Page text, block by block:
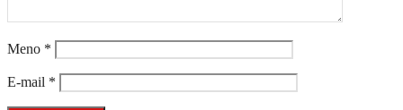
Meno *
E-mail *